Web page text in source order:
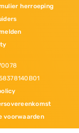
herroeping
voorwaarden